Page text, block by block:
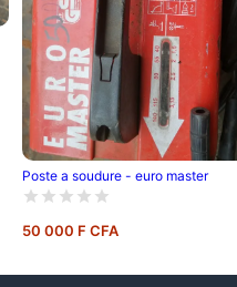
Poste a soudure - euro master
50 000 F CFA